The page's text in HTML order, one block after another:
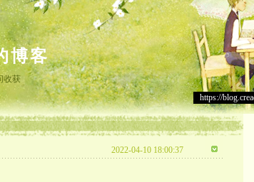
博客
收获
https://
2022-04-10 18:00:37